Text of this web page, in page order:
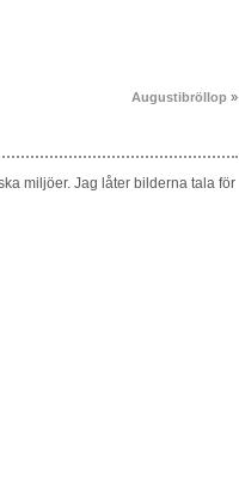
Augustibröllop »
miljöer. Jag låter bilderna tala för